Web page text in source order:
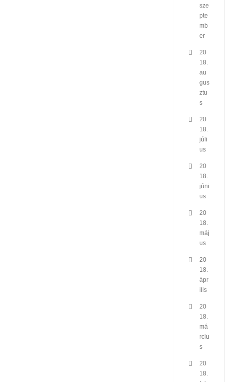
sze
pte
mb
er
20
18.
au
gus
ztu
s
20
18.
júli
us
20
18.
júni
us
20
18.
máj
us
20
18.
ápr
ilis
20
18.
má
rciu
s
20
18.